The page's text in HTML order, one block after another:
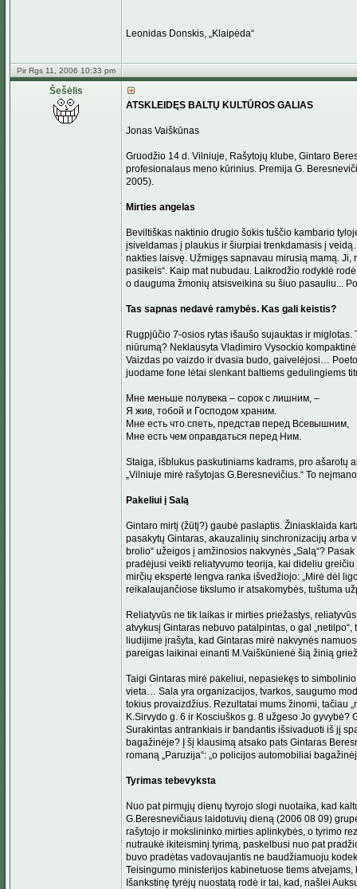
Leonidas Donskis, „Klaipėda“
Pir Rgs 11, 2006 10:33 pm
Šešėlis
ATSKLEIDĘS BALTŲ KULTŪROS GALIAS
Jonas Vaiškūnas
Gruodžio 14 d. Vilniuje, Rašytojų klube, Gintaro
profesionalaus meno kūrinius. Premija G.
2005).
Mirties angelas
Beviltiškas naktinio drugio šokis tuščio kambario
įsiveldamas į plaukus ir šiurpiai trenkdamasis į
nakties laisvę. Užmigęs sapnavau mirusią mamą.
pasikeis“. Kaip mat nubudau. Laikrodžio rodyklė
o dauguma žmonių atsisveikina su šiuo pasauliu...
Tas sapnas nedavė ramybės. Kas gali keistis?
Rugpjūčio 7-osios rytas išaušo sujauktas ir
niūrumą? Neklausyta Vladimiro Vysockio
Vaizdas po vaizdo ir dvasia budo, gaivelėjosi…
juodame fone lėtai slenkant baltiems gedulingiems
Мне меньше полувека – сорок с лишним, –
Я жив, тобой и Господом храним.
Мне есть что спеть, представ перед Всевышним,
Мне есть чем оправдаться перед Ним.
Staiga, išblukus paskutiniams kadrams, pro ašarotų
„Vilniuje mirė rašytojas G.Beresnevičius.“ To
Pakeliui į Salą
Gintaro mirtį (žūtį?) gaubė paslaptis. Žiniasklaida
pasakytų Gintaras, akauzalinių sinchronizacijų arba
brolio“ užeigos į amžinosios nakvynės „Salą“?
pradėjusi veikti reliatyvumo teorija, kai dideliu
mirčių ekspertė lengva ranka išvedžiojo: „Mirė dėl
reikalaujančiose tikslumo ir atsakomybės, tuštuma
Reliatyvūs ne tik laikas ir mirties priežastys,
atvykusį Gintaras nebuvo patalpintas, o gal
liudijime įrašyta, kad Gintaras mirė nakvynės
pareigas laikinai einanti M.Vaiškūnienė šią žinią
Taigi Gintaras mirė pakeliui, nepasiekęs to
vieta… Sala yra organizacijos, tvarkos, saugumo
tokius provaizdžius. Rezultatai mums žinomi, tačiau
K.Sirvydo g. 6 ir Kosciuškos g. 8 užgeso Jo
Surakintas antrankiais ir bandantis išsivaduoti iš jį
bagažinėje? Į šį klausimą atsako pats Gintaras
romaną „Pa­ruzija“: „o policijos automobiliai
Tyrimas tebevyksta
Nuo pat pirmųjų dienų tvyrojo slogi nuotaika, kad
G.Beresnevičiaus laidotuvių dieną (2006 08 09)
rašytojo ir mokslininko mirties aplinkybės, o tyrimo
nutraukė ikiteisminį tyrimą, paskelbusi nuo pat
buvo pradėtas vadovaujantis ne baudžiamuoju
Teisingumo ministerijos kabinetuose tiems
Išankstinę tyrėjų nuostatą rodė ir tai, kad, našlei